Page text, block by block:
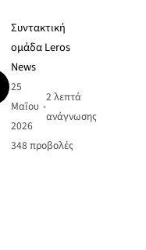
Συντακτική
ομάδα Leros
News
25
Μαΐου
2026
•
2 λεπτά
ανάγνωσης
348 προβολές